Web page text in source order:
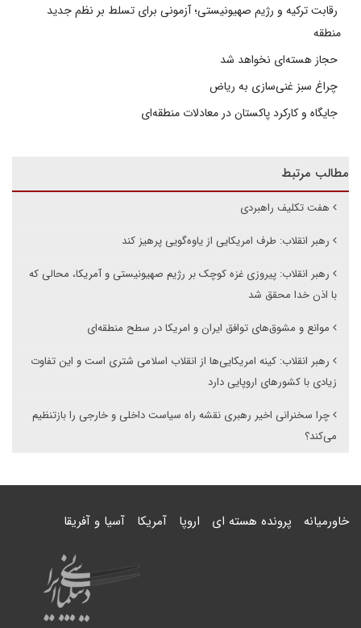
رقابت ترکیه و رژیم صهیونیستی؛ آزمونی برای تسلط بر نظم جدید
منطقه
حجاز هسته‌ای نخواهد شد
چراغ سبز غنی‌سازی به ریاض
جایگاه و کارکرد پاکستان در معادلات منطقه‌ای
مطالب مرتبط
هفت تکلیف راهبردی
رهبر انقلاب: طرف امریکایی از یاوه‌گویی پرهیز کند
رهبر انقلاب: پیروزی غزه کوچک بر رژیم صهیونیستی و آمریکا، محالی که
با اذن خدا محقق شد
موانع و مشوق‌های توافق ایران و امریکا در سطح منطقه‌ای
رهبر انقلاب: کینه امریکایی‌ها از انقلاب اسلامی شتری است و این تفاوت
زیادی با کشورهای اروپایی دارد
چرا سخنرانی اخیر رهبری نقشه راه سیاست داخلی و خارجی را بازتنظیم
می‌کند؟
خاورمیانه پرونده هسته ای اروپا آمریکا آسیا و آفریقا